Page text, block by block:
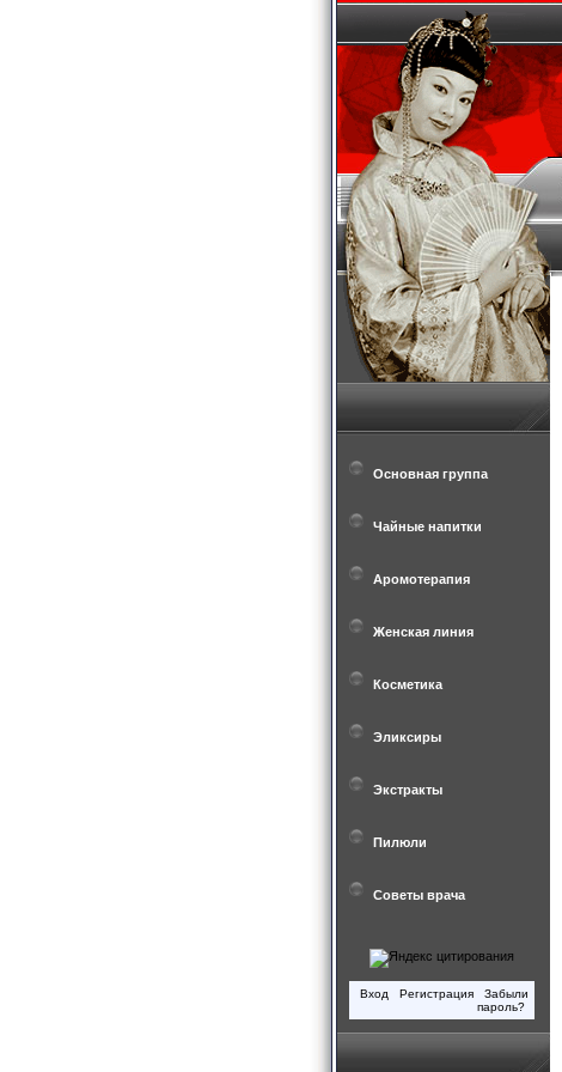
Основная группа
Чайные напитки
Аромотерапия
Женская линия
Косметика
Эликсиры
Экстракты
Пилюли
Советы врача
Вход Регистрация
Забыли
пароль?